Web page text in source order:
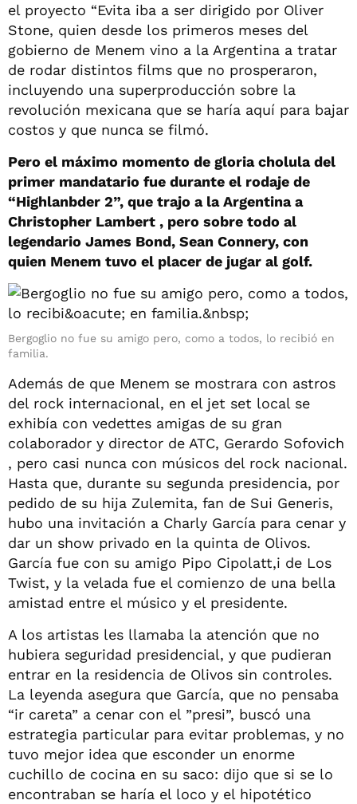
el proyecto “Evita iba a ser dirigido por Oliver
Stone, quien desde los primeros meses del
gobierno de Menem vino a la Argentina a tratar
de rodar distintos films que no prosperaron,
incluyendo una superproducción sobre la
revolución mexicana que se haría aquí para bajar
costos y que nunca se filmó.
Pero el máximo momento de gloria cholula del
primer mandatario fue durante el rodaje de
“Highlanbder 2”, que trajo a la Argentina a
Christopher Lambert , pero sobre todo al
legendario James Bond, Sean Connery, con
quien Menem tuvo el placer de jugar al golf.
Bergoglio no fue su amigo pero, como a todos, lo recibió en
familia.
Además de que Menem se mostrara con astros
del rock internacional, en el jet set local se
exhibía con vedettes amigas de su gran
colaborador y director de ATC, Gerardo Sofovich
, pero casi nunca con músicos del rock nacional.
Hasta que, durante su segunda presidencia, por
pedido de su hija Zulemita, fan de Sui Generis,
hubo una invitación a Charly García para cenar y
dar un show privado en la quinta de Olivos.
García fue con su amigo Pipo Cipolatt,i de Los
Twist, y la velada fue el comienzo de una bella
amistad entre el músico y el presidente.
A los artistas les llamaba la atención que no
hubiera seguridad presidencial, y que pudieran
entrar en la residencia de Olivos sin controles.
La leyenda asegura que García, que no pensaba
“ir careta” a cenar con el ”presi”, buscó una
estrategia particular para evitar problemas, y no
tuvo mejor idea que esconder un enorme
cuchillo de cocina en su saco: dijo que si se lo
encontraban se haría el loco y el hipotético